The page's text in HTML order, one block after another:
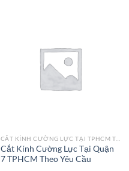
Cắt Kính Cường Lực Tại Quận
7 TPHCM Theo Yêu Cầu